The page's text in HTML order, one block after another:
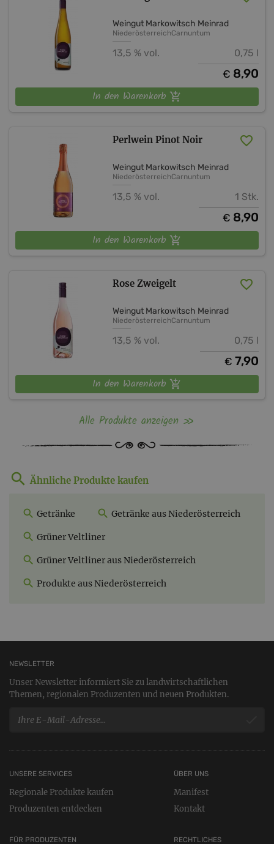
Weingut Markowitsch Meinrad
NiederösterreichCarnuntum
13,5 % vol. 0,75 l
€ 8,90
In den Warenkorb
Perlwein Pinot Noir
Weingut Markowitsch Meinrad
NiederösterreichCarnuntum
13,5 % vol. 1 Stk.
€ 8,90
In den Warenkorb
Rose Zweigelt
Weingut Markowitsch Meinrad
NiederösterreichCarnuntum
13,5 % vol. 0,75 l
€ 7,90
In den Warenkorb
Alle Produkte anzeigen
Ähnliche Produkte kaufen
Getränke Getränke aus Niederösterreich
Grüner Veltliner
Grüner Veltliner aus Niederösterreich
Produkte aus Niederösterreich
NEWSLETTER
Unser Newsletter informiert Sie zu landwirtschaftlichen
Themen, regionalen Produzenten und neuen Produkten.
UNSERE SERVICES
Regionale Produkte kaufen
Produzenten entdecken
FÜR PRODUZENTEN RECHTLICHES
ÜBER UNS
Manifest
Kontakt